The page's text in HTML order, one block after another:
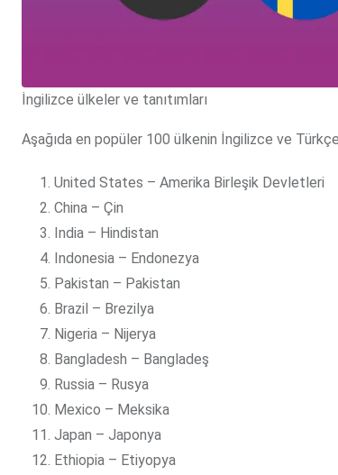
İngilizce ülkeler ve tanıtımları
Aşağıda en popüler 100 ülkenin İngilizce ve
United States – Amerika Birleşik Devletleri
China – Çin
India – Hindistan
Indonesia – Endonezya
Pakistan – Pakistan
Brazil – Brezilya
Nigeria – Nijerya
Bangladesh – Bangladeş
Russia – Rusya
Mexico – Meksika
Japan – Japonya
Ethiopia – Etiyopya